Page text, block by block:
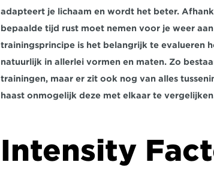
adapteert je lichaam en wordt het beter.
bepaalde tijd rust moet nemen voor je weer
trainingsprincipe is het belangrijk te evalueren
natuurlijk in allerlei vormen en maten. Zo
trainingen, maar er zit ook nog van alles
haast onmogelijk deze met elkaar te
Intensity